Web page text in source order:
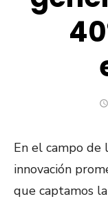
En el campo de
innovación
que captamos